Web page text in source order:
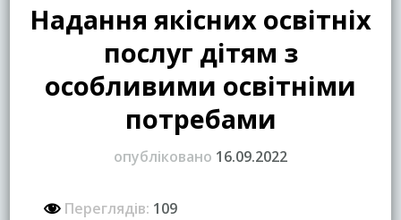
Надання якісних освітніх
послуг дітям з
особливими освітніми
потребами
опубліковано 16.09.2022
Переглядів: 109